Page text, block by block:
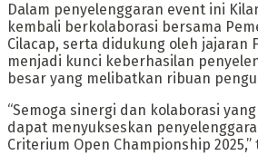
Dalam penyelenggaran event ini
kembali berkolaborasi bersama
Cilacap, serta didukung oleh jajaran
menjadi kunci keberhasilan
besar yang melibatkan ribuan
“Semoga sinergi dan kolaborasi
dapat menyukseskan
Criterium Open Championship